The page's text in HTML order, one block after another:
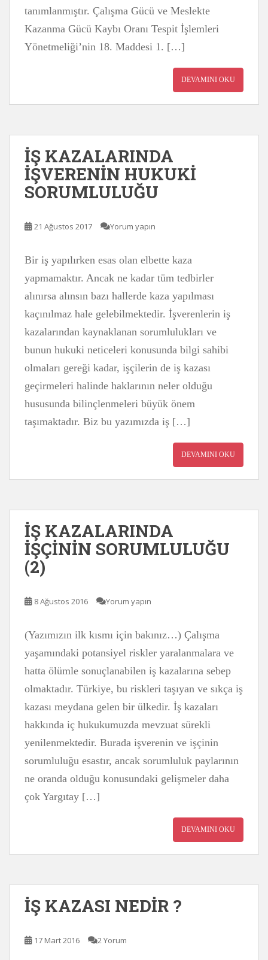
tanımlanmıştır. Çalışma Gücü ve Meslekte
Kazanma Gücü Kaybı Oranı Tespit İşlemleri
Yönetmeliği’nin 18. Maddesi 1. […]
DEVAMINI OKU
İŞ KAZALARINDA
İŞVERENİN HUKUKİ
SORUMLULUĞU
21 Ağustos 2017 Yorum yapın
Bir iş yapılırken esas olan elbette kaza
yapmamaktır. Ancak ne kadar tüm tedbirler
alınırsa alınsın bazı hallerde kaza yapılması
kaçınılmaz hale gelebilmektedir. İşverenlerin iş
kazalarından kaynaklanan sorumlulukları ve
bunun hukuki neticeleri konusunda bilgi sahibi
olmaları gereği kadar, işçilerin de iş kazası
geçirmeleri halinde haklarının neler olduğu
hususunda bilinçlenmeleri büyük önem
taşımaktadır. Biz bu yazımızda iş […]
DEVAMINI OKU
İŞ KAZALARINDA
İŞÇİNİN SORUMLULUĞU
(2)
8 Ağustos 2016 Yorum yapın
(Yazımızın ilk kısmı için bakınız…) Çalışma
yaşamındaki potansiyel riskler yaralanmalara ve
hatta ölümle sonuçlanabilen iş kazalarına sebep
olmaktadır. Türkiye, bu riskleri taşıyan ve sıkça iş
kazası meydana gelen bir ülkedir. İş kazaları
hakkında iç hukukumuzda mevzuat sürekli
yenilenmektedir. Burada işverenin ve işçinin
sorumluluğu esastır, ancak sorumluluk paylarının
ne oranda olduğu konusundaki gelişmeler daha
çok Yargıtay […]
DEVAMINI OKU
İŞ KAZASI NEDİR ?
17 Mart 2016 2 Yorum